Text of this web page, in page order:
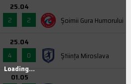
25.04
2
2 Şoimii Gura Humorului
25.04
4
0 Știința Miroslava
01.05
Loading...